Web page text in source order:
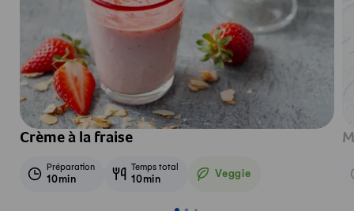
Crème à la fraise
Préparation
10min
Temps total
10min Veggie
Veggie